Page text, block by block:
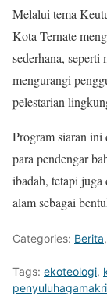
Melalui tema
Kota Ternate
sederhana, seperti
mengurangi
pelestarian
Program siaran ini
para pendengar
ibadah, tetapi juga
alam sebagai
Categories: Berita,
Tags: ekoteologi,